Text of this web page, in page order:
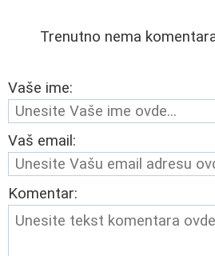
Trenutno nema
Vaše ime:
Vaš email:
Komentar: